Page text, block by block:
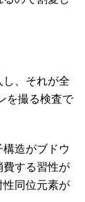
、それが全
を撮る検査で
造がブドウ
費する習性が
性同位元素が